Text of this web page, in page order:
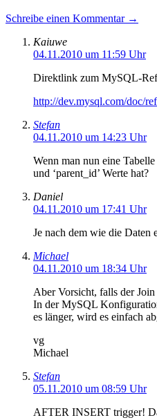
Schreibe einen Kommentar →
Kaiuwe
04.11.2010 um 11:59 Uhr
Direktlink zum MySQL-
http://dev.mysql.com/doc/
Stefan
04.11.2010 um 14:23 Uhr
Wenn man nun eine
und ‘parent_id’ Werte hat?
Daniel
04.11.2010 um 17:41 Uhr
Je nach dem wie die Daten
Michael
04.11.2010 um 18:34 Uhr
Aber Vorsicht, falls der
In der MySQL
es länger, wird es einfach
vg
Michael
Stefan
05.11.2010 um 08:59 Uhr
AFTER INSERT trigger!